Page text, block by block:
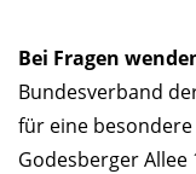
Bei Fragen
Bundesverband
für eine besondere
Godesberger Allee